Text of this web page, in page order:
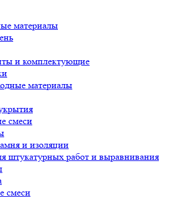
материалы
и комплектующие
материалы
смеси
и изоляции
штукатурных работ и выравнивания
смеси